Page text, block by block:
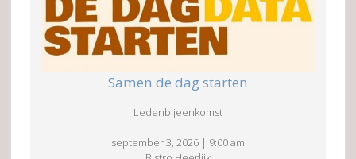
Samen de dag starten
Ledenbijeenkomst
september 3, 2026 | 9:00 am